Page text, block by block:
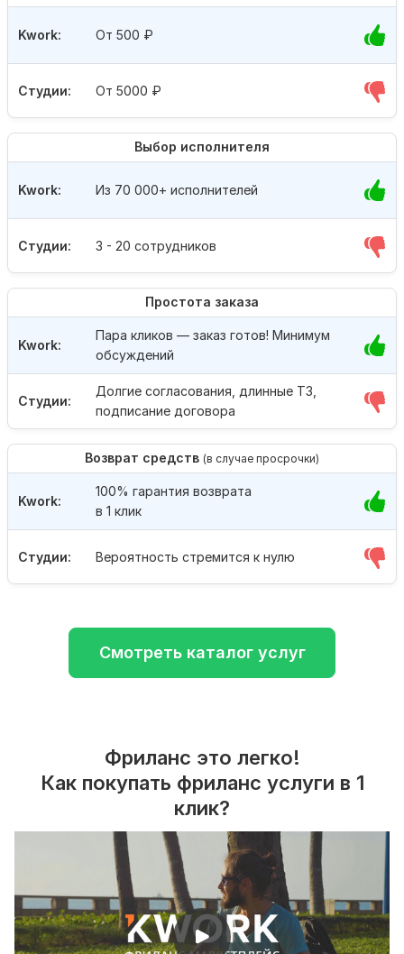
Студии: От 5000 ₽
Kwork: От 500 ₽
Выбор исполнителя
Студии: 3 - 20 сотрудников
Kwork: Из 70 000+ исполнителей
Простота заказа
Студии:
Долгие согласования, длинные ТЗ,
подписание договора
Kwork:
Пара кликов — заказ готов! Минимум
обсуждений
Возврат средств (в случае просрочки)
Студии: Вероятность стремится к нулю
Kwork:
100% гарантия возврата
в 1 клик
Смотреть каталог услуг
Фриланс это легко!
Как покупать фриланс услуги в 1
клик?